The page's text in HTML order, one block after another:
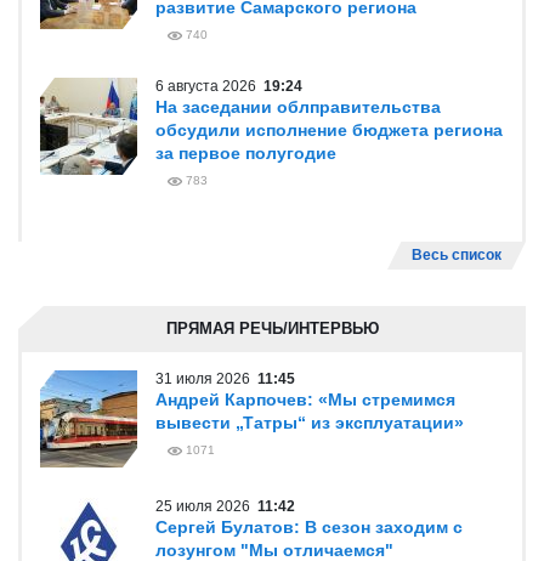
развитие Самарского региона
740
6 августа 2026 19:24
На заседании облправительства
обсудили исполнение бюджета региона
за первое полугодие
783
Весь список
ПРЯМАЯ РЕЧЬ/ИНТЕРВЬЮ
31 июля 2026 11:45
Андрей Карпочев: «Мы стремимся
вывести „Татры“ из эксплуатации»
1071
25 июля 2026 11:42
Сергей Булатов: В сезон заходим с
лозунгом "Мы отличаемся"